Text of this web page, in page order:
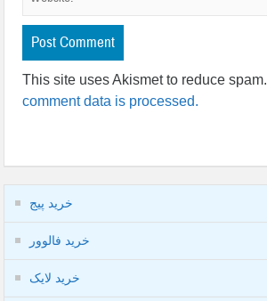
This site uses Akismet to reduce spam.
comment data is processed.
خرید پیج
خرید فالوور
خرید لایک